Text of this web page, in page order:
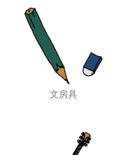
文房具